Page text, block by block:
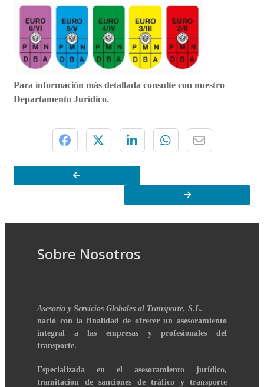
Para información más detallada consulte con nuestro
Departamento Jurídico.
Sobre Nosotros
Asesoría y Servicios Globales al Transporte, S.L.
nació con la finalidad de ofrecer un asesoramiento
integral a las empresas y profesionales del
transporte.
Especializada en el asesoramiento jurídico,
tramitación de sanciones de tráfico y transporte